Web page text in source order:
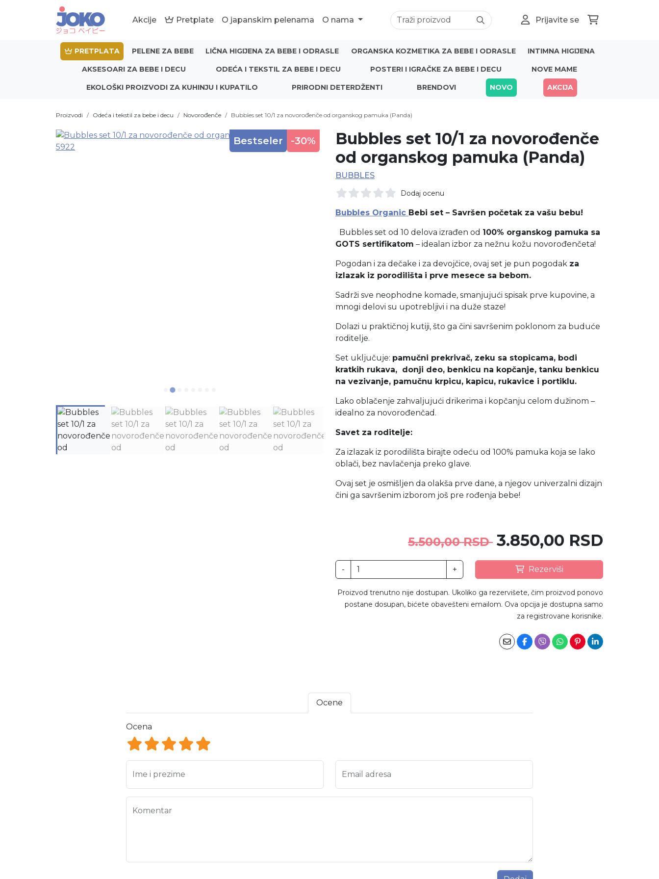
Akcije Pretplate O japanskim pelenama O nama Prijavite se
PRETPLATA PELENE ZA BEBE LIČNA HIGIJENA ZA BEBE I ODRASLE ORGANSKA KOZMETIKA ZA BEBE I ODRASLE INTIMNA HIGIJENA
AKSESOARI ZA BEBE I DECU ODEĆA I TEKSTIL ZA BEBE I DECU POSTERI I IGRAČKE ZA BEBE I DECU NOVE MAME
EKOLOŠKI PROIZVODI ZA KUHINJU I KUPATILO PRIRODNI DETERDŽENTI BRENDOVI NOVO AKCIJA
Proizvodi Odeća i tekstil za bebe i decu Novorođenče Bubbles set 10/1 za novorođenče od organskog pamuka (Panda)
Bestseler -30%
Bubbles set 10/1 za novorođenče
od organskog pamuka (Panda)
BUBBLES
Dodaj ocenu
Bubbles Organic Bebi set – Savršen početak za vašu bebu!
Bubbles set od 10 delova izrađen od 100% organskog pamuka sa
GOTS sertifikatom – idealan izbor za nežnu kožu novorođenčeta!
Pogodan i za dečake i za devojčice, ovaj set je pun pogodak za
izlazak iz porodilišta i prve mesece sa bebom.
Sadrži sve neophodne komade, smanjujući spisak prve kupovine, a
mnogi delovi su upotrebljivi i na duže staze!
Dolazi u praktičnoj kutiji, što ga čini savršenim poklonom za buduće
roditelje.
Set uključuje: pamučni prekrivač, zeku sa stopicama, bodi
kratkih rukava, donji deo, benkicu na kopčanje, tanku benkicu
na vezivanje, pamučnu krpicu, kapicu, rukavice i portiklu.
Lako oblačenje zahvaljujući drikerima i kopčanju celom dužinom –
idealno za novorođenčad.
Savet za roditelje:
Za izlazak iz porodilišta birajte odeću od 100% pamuka koja se lako
oblači, bez navlačenja preko glave.
Ovaj set je osmišljen da olakša prve dane, a njegov univerzalni dizajn
čini ga savršenim izborom još pre rođenja bebe!
5.500,00 RSD 3.850,00 RSD
- + Rezerviši
Proizvod trenutno nije dostupan. Ukoliko ga rezervišete, čim proizvod ponovo
postane dosupan, bićete obavešteni emailom. Ova opcija je dostupna samo
za registrovane korisnike.
Ocene
Ocena
Ocena 5
Ocena 4
Ocena 3
Ocena 2
Ocena 1
Ime i prezime Email adresa
Komentar